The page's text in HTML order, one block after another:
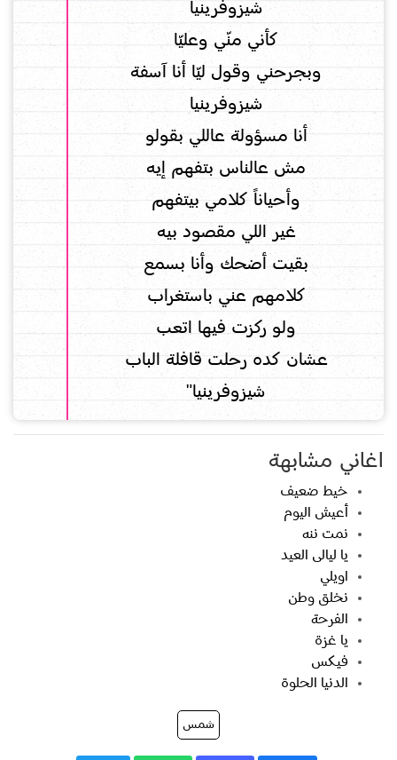
شيزوفرينيا
كأني منّي وعليّا
وبجرحني وقول ليّا أنا آسفة
شيزوفرينيا
أنا مسؤولة عاللي بقولو
مش عالناس بتفهم إيه
وأحياناً كلامي بيتفهم
غير اللي مقصود بيه
بقيت أضحك وأنا بسمع
كلامهم عني باستغراب
ولو ركزت فيها اتعب
عشان كده رحلت قافلة الباب
شيزوفرينيا"
اغاني مشابهة
خيط ضعيف
أعيش اليوم
نمت ننه
يا ليالى العيد
اويلي
نخلق وطن
الفرحة
يا غزة
فيكس
الدنيا الحلوة
شمس